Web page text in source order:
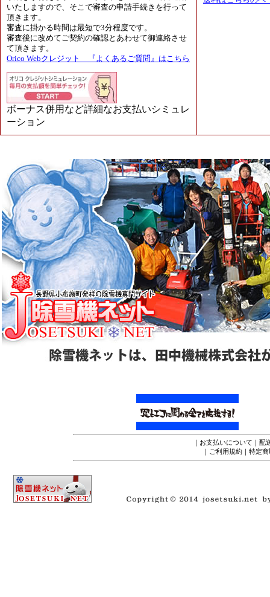
いたしますので、そこで審査の申請手続きを行って
頂きます。
審査に掛かる時間は最短で3分程度です。
審査後に改めてご契約の確認とあわせて御連絡させ
て頂きます。
Orico Webクレジット 『よくあるご質問』はこちら
ボーナス併用など詳細なお支払いシミュレ
ーション
｜ お支払いについて ｜ 配
｜ ご利用規約 ｜ 特定